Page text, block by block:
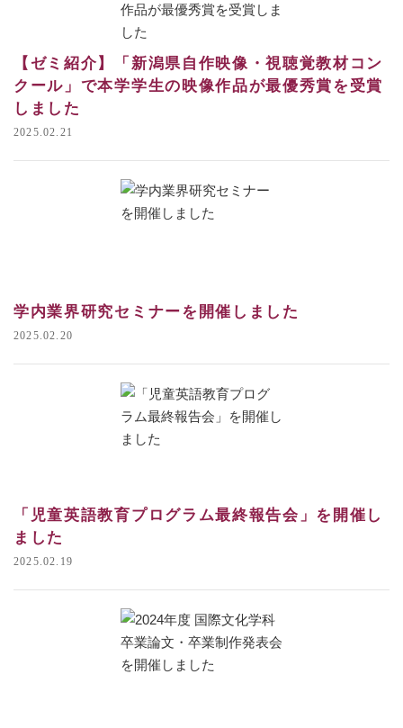
【ゼミ紹介】「新潟県自作映像・視聴覚教材コン
クール」で本学学生の映像作品が最優秀賞を受賞
しました
2025.02.21
学内業界研究セミナーを開催しました
2025.02.20
「児童英語教育プログラム最終報告会」を開催し
ました
2025.02.19